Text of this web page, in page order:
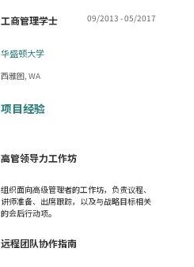
工商管理学士 09/2013 - 05/2017
华盛顿大学
西雅图, WA
项目经验
高管领导力工作坊
组织面向高级管理者的工作坊，负责议程、
讲师准备、出席跟踪，以及与战略目标相关
的会后行动项。
远程团队协作指南